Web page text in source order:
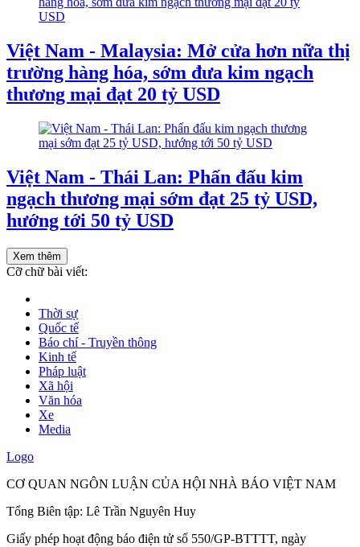
Việt Nam - Malaysia: Mở cửa hơn nữa thị
trường hàng hóa, sớm đưa kim ngạch
thương mại đạt 20 tỷ USD
Việt Nam - Thái Lan: Phấn đấu kim
ngạch thương mại sớm đạt 25 tỷ USD,
hướng tới 50 tỷ USD
Xem thêm
Cỡ chữ bài viết:
Thời sự
Quốc tế
Báo chí - Truyền thông
Kinh tế
Pháp luật
Xã hội
Văn hóa
Xe
Media
Logo
CƠ QUAN NGÔN LUẬN CỦA HỘI NHÀ BÁO VIỆT NAM
Tổng Biên tập: Lê Trần Nguyên Huy
Giấy phép hoạt động báo điện tử số 550/GP-BTTTT, ngày